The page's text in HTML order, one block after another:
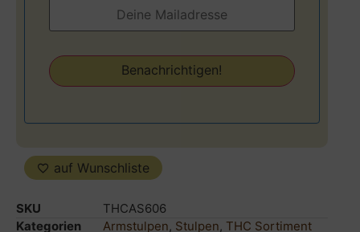
auf Wunschliste
SKU
THCAS606
Kategorien
Armstulpen, Stulpen, THC Sortiment